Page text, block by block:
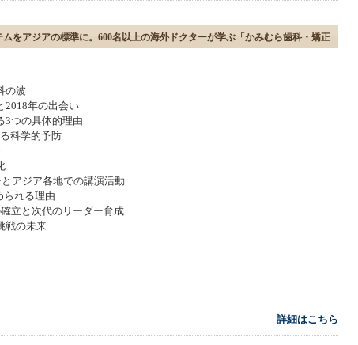
をアジアの標準に。600名以上の海外ドクターが学ぶ「かみむら歯科・矯正
の波
2018年の出会い
3つの具体的理由
科学的予防
アジア各地での講演活動
られる理由
立と次代のリーダー育成
戦の未来
詳細はこちら